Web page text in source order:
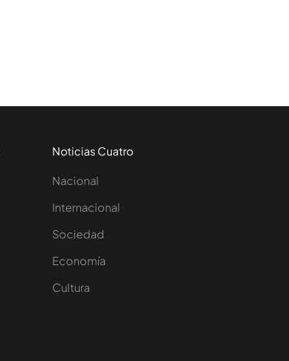
Noticias Cuatro
Nacional
Internacional
Sociedad
Economía
Cultura